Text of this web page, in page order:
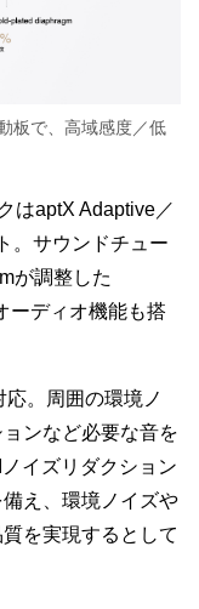
板で、高域感度／低
はaptX Adaptive／
。サウンドチュー
が調整した
ーディオ機能も搭
。周囲の環境ノ
ンなど必要な音を
イズリダクション
え、環境ノイズや
を実現するとして